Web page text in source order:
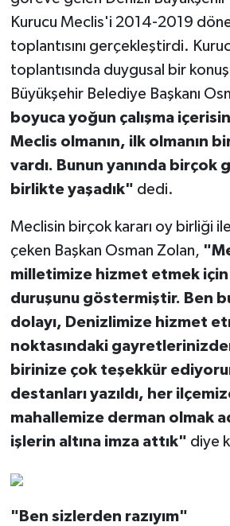
Kurucu Meclis'i 2014-2019
toplantısını gerçekleştirdi.
toplantısında duygusal bir
Büyükşehir Belediye Başkanı
boyuca yoğun çalışma
Meclis olmanın, ilk olmanın
vardı. Bunun yanında birçok
birlikte yaşadık" dedi.
Meclisin birçok kararı oy birliği
çeken Başkan Osman Zolan,
milletimize hizmet etmek için
duruşunu göstermiştir. Ben
dolayı, Denizlimize hizmet
noktasındaki
birinize çok teşekkür
destanları yazıldı, her
mahallemize derman olmak
işlerin altına imza attık" diye
"Ben sizlerden razıyım"